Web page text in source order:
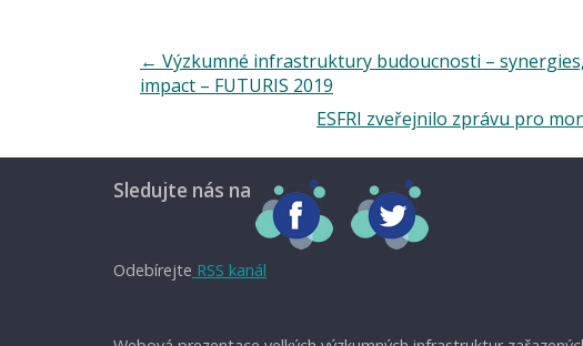
← Výzkumné infrastruktury budoucnosti –
impact – FUTURIS 2019
ESFRI zveřejnilo zprávu pro
Sledujte nás na
Odebírejte RSS kanál